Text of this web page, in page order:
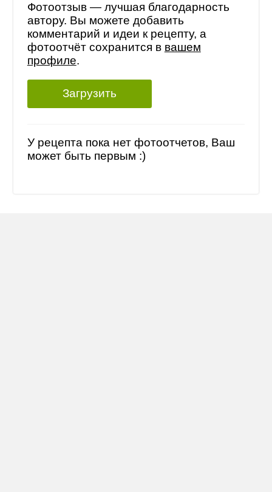
Фотоотзыв — лучшая благодарность
автору. Вы можете добавить
комментарий и идеи к рецепту, а
фотоотчёт сохранится в вашем
профиле.
Загрузить
У рецепта пока нет фотоотчетов, Ваш
может быть первым :)